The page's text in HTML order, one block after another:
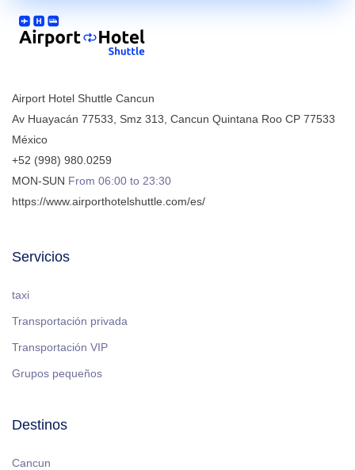
Airport Hotel Shuttle Cancun
Av Huayacán 77533, Smz 313 Cancun Quintana Roo CP 77533
México
+52 (998) 980.0259
MON-SUN From 06:00 to 23:30
https://www.airporthotelshuttle.com/es/
Servicios
taxi
Transportación privada
Transportación VIP
Grupos pequeños
Destinos
Cancun